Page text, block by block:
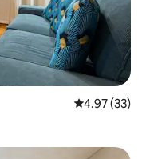
औसत रेटिंग 5 में
4.97 (33)